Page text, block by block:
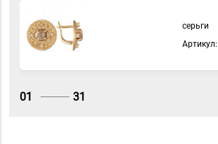
8 (0152) 71-83-72, 71-
83-70
№33
Гродно,
серьги
01 31